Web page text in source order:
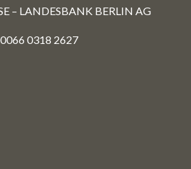
– LANDESBANK BERLIN AG
0318 2627